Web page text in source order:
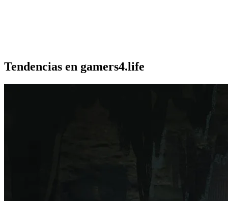
Tendencias en gamers4.life